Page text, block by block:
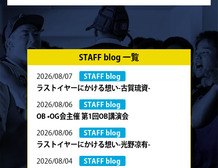
STAFF blog 一覧
2026/08/07
STAFF blog
ラストイヤーにかける想い-古賀琉資-
2026/08/06
STAFF blog
OB •OG会主催 第1回OB講演会
2026/08/06
STAFF blog
ラストイヤーにかける想い-光野凉有-
2026/08/04
STAFF blog